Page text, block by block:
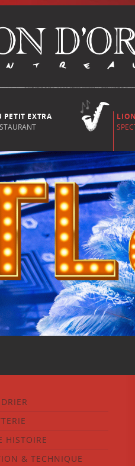
PETIT EXTRA
HISTOIRE
& TECHNIQUE